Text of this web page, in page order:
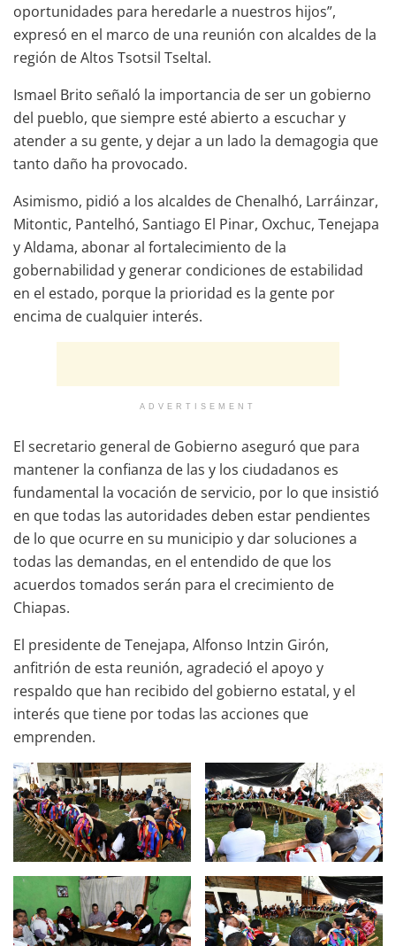
oportunidades para heredarle a nuestros hijos”,
expresó en el marco de una reunión con alcaldes de la
región de Altos Tsotsil Tseltal.
Ismael Brito señaló la importancia de ser un gobierno
del pueblo, que siempre esté abierto a escuchar y
atender a su gente, y dejar a un lado la demagogia que
tanto daño ha provocado.
Asimismo, pidió a los alcaldes de Chenalhó, Larráinzar,
Mitontic, Pantelhó, Santiago El Pinar, Oxchuc, Tenejapa
y Aldama, abonar al fortalecimiento de la
gobernabilidad y generar condiciones de estabilidad
en el estado, porque la prioridad es la gente por
encima de cualquier interés.
ADVERTISEMENT
El secretario general de Gobierno aseguró que para
mantener la confianza de las y los ciudadanos es
fundamental la vocación de servicio, por lo que insistió
en que todas las autoridades deben estar pendientes
de lo que ocurre en su municipio y dar soluciones a
todas las demandas, en el entendido de que los
acuerdos tomados serán para el crecimiento de
Chiapas.
El presidente de Tenejapa, Alfonso Intzin Girón,
anfitrión de esta reunión, agradeció el apoyo y
respaldo que han recibido del gobierno estatal, y el
interés que tiene por todas las acciones que
emprenden.